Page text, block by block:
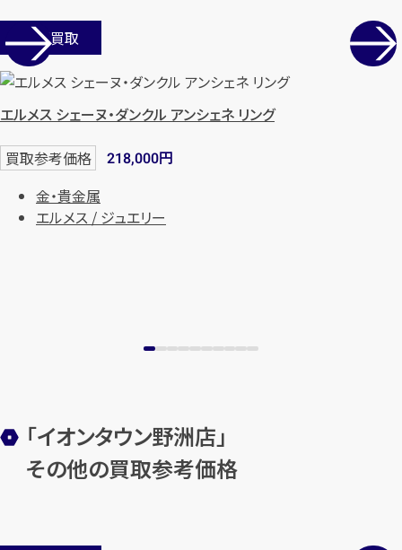
店舗買取
エルメス シェーヌ・ダンクル アンシェネ リング
買取参考価格 218,000円
金・貴金属
エルメス / ジュエリー
「イオンタウン野洲店」
その他の買取参考価格